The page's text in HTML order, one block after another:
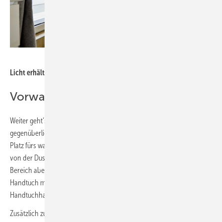
Licht erhält der Raum bei Tag von dem bodentiefen Fenster.
Vorwand als optisches Highlight
Weiter geht’s mit dem Umbau: Der Heizkörper wanderte auf den
gegenüberliegenden Kaminzug. Seitlich offen bietet er komfortabel
Platz fürs warme Handtuch. Nur: Die Position ist leider etwas weiter
von der Duschzone entfernt. Die Durchgangsbreiten sind in dem
Bereich aber wichtiger, sodass auf dem Weg zum Duschen das
Handtuch mitgenommen werden sollte, um es dort auf den
Handtuchhaken neben dem Fenster zu „parken“.
Zusätzlich zum Raumheizkörper sorgt eine intelligent gesteuerte,